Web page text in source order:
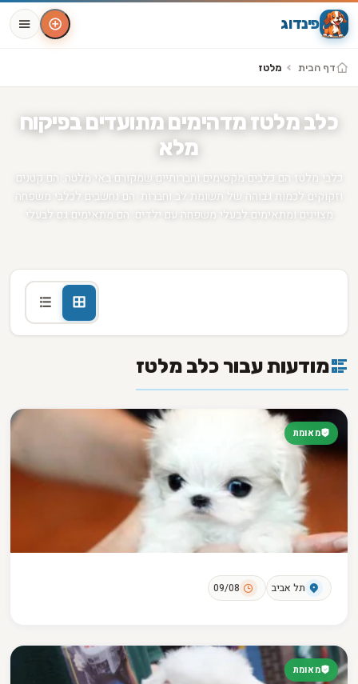
פינדוג
דף הבית מלטז
כלב מלטז מדהימים מתועדים בפיקוח
מלא
כלבי מלטז הם כלבים מקסימים וחברותיים שמקורם באי מלטה. הם קטנים
וזקוקים לכמות גבוהה של תשומת לב וחברות. הם נחשבים לכלבי משפחה
מצוינים ומתאימים לבעלי משפחה עם ילדים. הם מתאימים גם לבעלי
מודעות עבור כלב מלטז
מאומת
תל אביב 09/08
מאומת